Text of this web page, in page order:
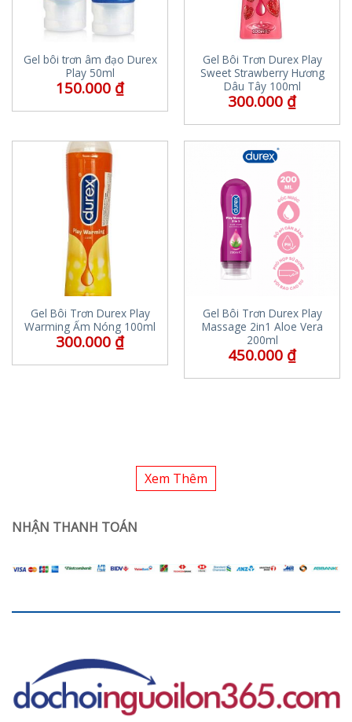
Gel bôi trơn âm đạo Durex
Play 50ml
150.000 ₫
Gel Bôi Trơn Durex Play
Sweet Strawberry Hương
Dâu Tây 100ml
300.000 ₫
Gel Bôi Trơn Durex Play
Warming Ấm Nóng 100ml
300.000 ₫
Gel Bôi Trơn Durex Play
Massage 2in1 Aloe Vera
200ml
450.000 ₫
Xem Thêm
NHẬN THANH TOÁN